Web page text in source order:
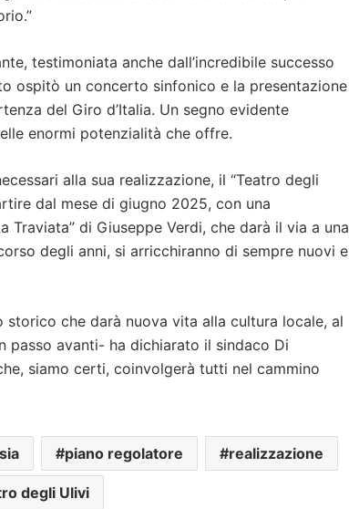
testimoniata anche dall’incredibile successo
ospitò un concerto sinfonico e la presentazione
del Giro d’Italia. Un segno evidente
enormi potenzialità che offre.
alla sua realizzazione, il “Teatro degli
dal mese di giugno 2025, con una
Traviata” di Giuseppe Verdi, che darà il via a una
degli anni, si arricchiranno di sempre nuovi e
storico che darà nuova vita alla cultura locale, al
passo avanti- ha dichiarato il sindaco Di
siamo certi, coinvolgerà tutti nel cammino
piano regolatore realizzazione
degli Ulivi